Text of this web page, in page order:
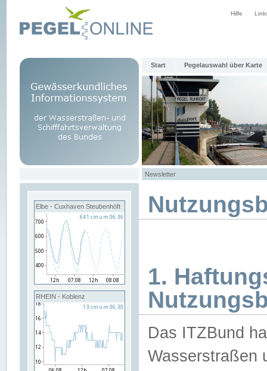
Hilfe
Start Pegelauswahl über Karte
Newsletter
Elbe - Cuxhaven Steubenhöft
RHEIN - Koblenz
1.
Das ITZBund
Wasserstraßen